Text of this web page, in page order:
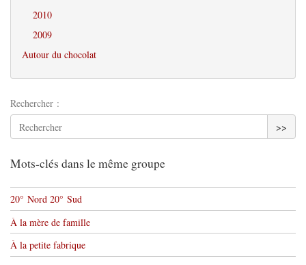
2010
2009
Autour du chocolat
Rechercher :
>>
Mots-clés dans le même groupe
20° Nord 20° Sud
À la mère de famille
À la petite fabrique